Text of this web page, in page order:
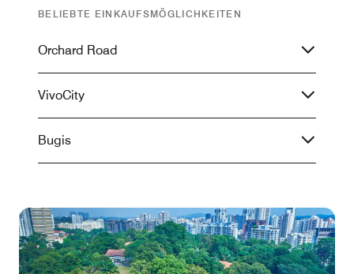
BELIEBTE EINKAUFSMÖGLICHKEITEN
Orchard Road
VivoCity
Bugis